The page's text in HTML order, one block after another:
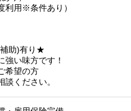
利用※条件あり）
助)有り★
強い味方です！
希望の方
談ください。